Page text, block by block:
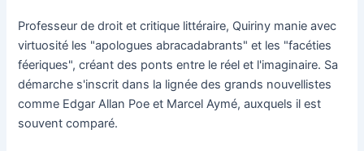
Professeur de droit et critique littéraire, Quiriny manie avec
virtuosité les "apologues abracadabrants" et les "facéties
féeriques", créant des ponts entre le réel et l'imaginaire. Sa
démarche s'inscrit dans la lignée des grands nouvellistes
comme Edgar Allan Poe et Marcel Aymé, auxquels il est
souvent comparé.